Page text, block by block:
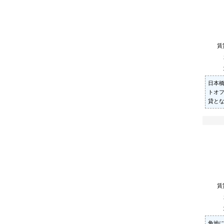
日本
トオ
貸と